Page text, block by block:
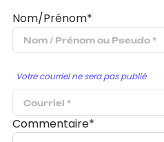
Nom/Prénom*
Votre courriel ne sera pas publié
Commentaire*